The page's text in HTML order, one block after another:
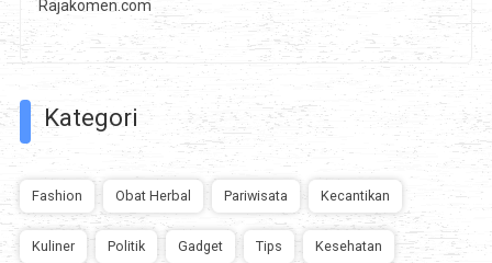
Rajakomen.com
Kategori
Fashion Obat Herbal Pariwisata Kecantikan
Kuliner Politik Gadget Tips Kesehatan